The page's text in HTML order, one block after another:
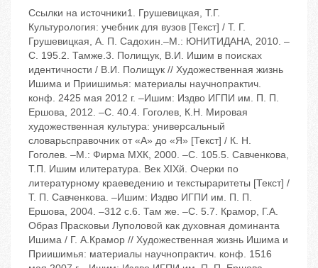
Ссылки на источники1. Грушевицкая, Т.Г.
Культурология: учебник для вузов [Текст] / Т. Г.
Грушевицкая, А. П. Садохин.–М.: ЮНИТИДАНА, 2010. –
С. 195.2. Тамже.3. Полищук, В.И. Ишим в поисках
идентичности / В.И. Полищук // Художественная жизнь
Ишима и Приишимья: материалы научнопрактич.
конф. 2425 мая 2012 г. –Ишим: Издво ИГПИ им. П. П.
Ершова, 2012. –С. 40.4. Гоголев, К.Н. Мировая
художественная культура: универсальный
словарьсправочник от «А» до «Я» [Текст] / К. Н.
Гоголев. –М.: Фирма МХК, 2000. –С. 105.5. Савченкова,
Т.П. Ишим илитература. Век XIXй. Очерки по
литературному краеведению и текстыраритеты [Текст] /
Т. П. Савченкова. –Ишим: Издво ИГПИ им. П. П.
Ершова, 2004. –312 с.6. Там же. –С. 5.7. Крамор, Г.А.
Образ Прасковьи Луполовой как духовная доминанта
Ишима / Г. А.Крамор // Художественная жизнь Ишима и
Приишимья: материалы научнопрактич. конф. 1516